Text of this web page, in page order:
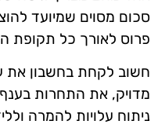
סכום מסוים שמיועד
פרוס לאורך כל תקופת
חשוב לקחת בחשבון את
מדויק, את התחרות
ניתוח עלויות להמרה